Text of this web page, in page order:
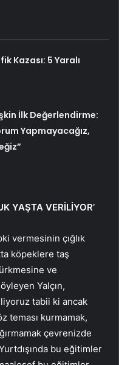
Kazası: 5 Yaralı
İlk Değerlendirme:
Yapmayacağız,
YAŞTA VERİLİYOR’
vermesinin çığlık
köpeklere taş
ürkmesine ve
Yalçın,
tabii ki ancak
teması kurmamak,
çevrenizde
bu eğitimler